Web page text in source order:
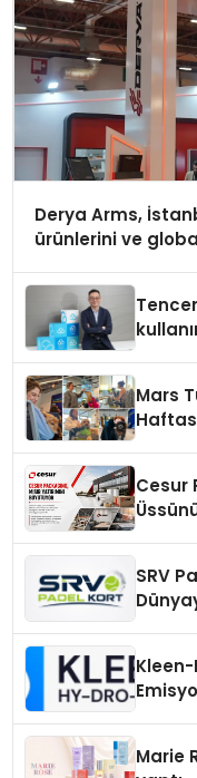
Derya Arms,
ürünlerini ve
Mars
Cesur
SRV
Kleen-
Marie